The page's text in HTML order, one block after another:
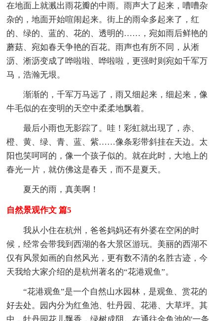
在地面上就溅出雨花瓣的中雨。雨声大了起来，嘈嘈杂
杂的，地面开始喧闹起来。街上的雨伞多起来了，红
的、绿的、蓝的、花的、透明的……，宛如雨后鲜艳的
蘑菇、宛如春天争艳的百花。雨声也有所不同，从淅
沥、淅沥变成了哗啦啦、哗啦啦，更强时则宛如千军万
马，浩瀚无垠。
渐渐的，千军万马远了，雨又细起来，细起来，像
牛毛似的在变明的天空中柔柔地飘着。
最后小雨也无影踪了。哇！彩虹就出现了，赤、
橙、黄、绿、青、蓝、紫……像条彩带斜挂在天边。太
阳也笑呵呵的，像一个孩子似的。就在此时，大地上的
春光一片，就仿佛这是春天，而不是夏天。
夏天的雨，真美啊！
自然景观作文 篇5
我从小住在杭州，爸爸妈妈还有外婆在空闲的时
候，经常会带我到西湖的各大景区游玩。美丽的西湖不
仅有风景如画的自然风光，更有数不清的名胜古迹，今
天我给大家介绍的是杭州著名的“花港观鱼”。
“花港观鱼”是一个自然山水园林，是观鱼、赏花的
好去处。园内分为红鱼池、牡丹园、花港、大草坪。其